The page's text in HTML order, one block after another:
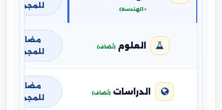
+ الهندسة)
للمجموع
العلوم (تُضاف)
مضافة
للمجموع
الدراسات (تُضاف)
مضافة
للمجموع